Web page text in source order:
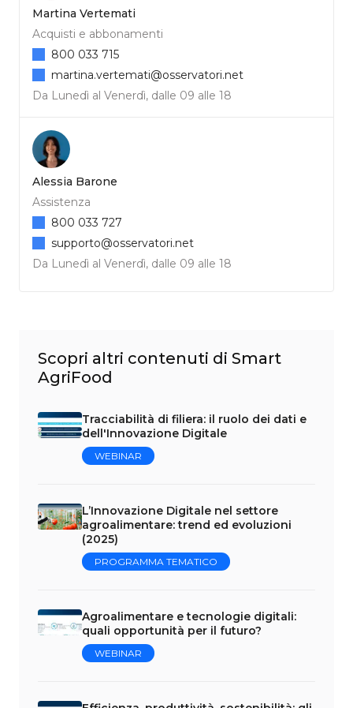
Martina Vertemati
Acquisti e abbonamenti
Da Lunedì al Venerdì, dalle 09 alle 18
800 033 715
martina.vertemati@osservatori.net
Alessia Barone
Assistenza
Da Lunedì al Venerdì, dalle 09 alle 18
800 033 727
supporto@osservatori.net
Scopri altri contenuti di Smart
AgriFood
Tracciabilità di filiera: il ruolo dei dati e
dell'Innovazione Digitale
WEBINAR
L’Innovazione Digitale nel settore
agroalimentare: trend ed evoluzioni
(2025)
PROGRAMMA TEMATICO
Agroalimentare e tecnologie digitali:
quali opportunità per il futuro?
WEBINAR